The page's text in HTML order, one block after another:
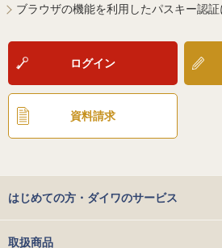
ブラウザの機能を利用したパスキー認
ログイン
資料請求
はじめての方・ダイワのサービス
取扱商品